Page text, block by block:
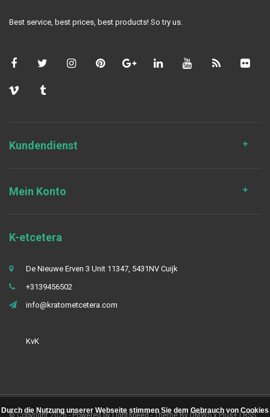
Best service, best prices, best products! So try us.
Kundendienst
Mein Konto
K-etcetera
De Nieuwe Erven 3 Unit 11347, 5431NV Cuijk
+3139456502
info@kratometcetera.com
KvK
© Copyright 2026 - Powered byLightspeed- Theme By DMWSxPlus+|RSS
Durch die Nutzung unserer Webseite stimmen Sie dem Gebrauch von Cookies